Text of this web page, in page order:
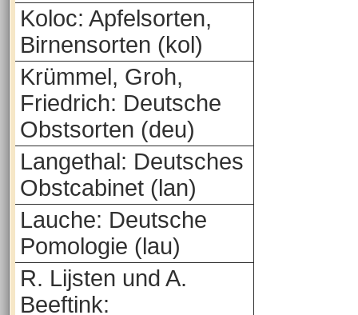
Koloc: Apfelsorten,
Birnensorten (kol)
Krümmel, Groh,
Friedrich: Deutsche
Obstsorten (deu)
Langethal: Deutsches
Obstcabinet (lan)
Lauche: Deutsche
Pomologie (lau)
R. Lijsten und A.
Beeftink: